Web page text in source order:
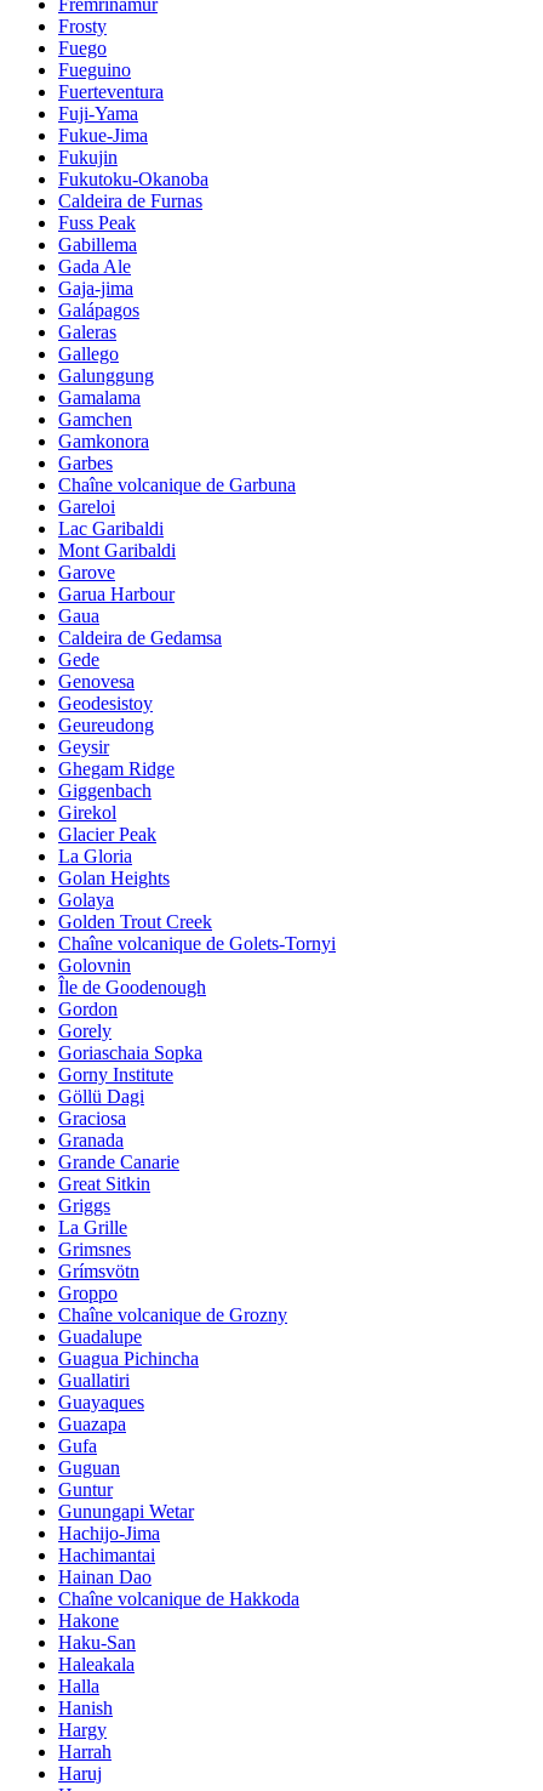
Frosty
Fuego
Fueguino
Fuerteventura
Fuji-Yama
Fukue-Jima
Fukujin
Fukutoku-Okanoba
Caldeira de Furnas
Fuss Peak
Gabillema
Gada Ale
Gaja-jima
Galápagos
Galeras
Gallego
Galunggung
Gamalama
Gamchen
Gamkonora
Garbes
Chaîne volcanique de Garbuna
Gareloi
Lac Garibaldi
Mont Garibaldi
Garove
Garua Harbour
Gaua
Caldeira de Gedamsa
Gede
Genovesa
Geodesistoy
Geureudong
Geysir
Ghegam Ridge
Giggenbach
Girekol
Glacier Peak
La Gloria
Golan Heights
Golaya
Golden Trout Creek
Chaîne volcanique de Golets-Tornyi
Golovnin
Île de Goodenough
Gordon
Gorely
Goriaschaia Sopka
Gorny Institute
Göllü Dagi
Graciosa
Granada
Grande Canarie
Great Sitkin
Griggs
La Grille
Grimsnes
Grímsvötn
Groppo
Chaîne volcanique de Grozny
Guadalupe
Guagua Pichincha
Guallatiri
Guayaques
Guazapa
Gufa
Guguan
Guntur
Gunungapi Wetar
Hachijo-Jima
Hachimantai
Hainan Dao
Chaîne volcanique de Hakkoda
Hakone
Haku-San
Haleakala
Halla
Hanish
Hargy
Harrah
Haruj